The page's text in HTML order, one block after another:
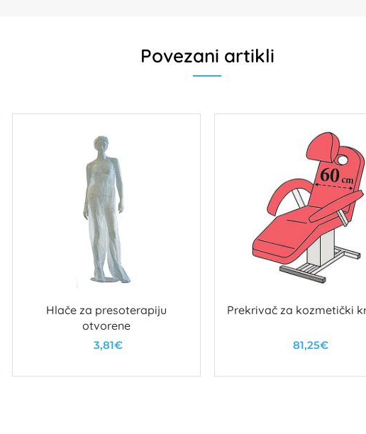
Povezani artikli
Hlače za presoterapiju
otvorene
3,81€
U košaricu
Prekrivač za kozmetički
81,25€
U košaricu